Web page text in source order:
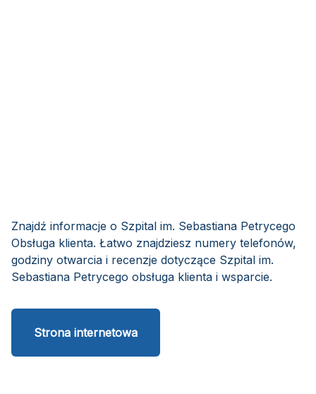
Znajdź informacje o Szpital im. Sebastiana Petrycego
Obsługa klienta. Łatwo znajdziesz numery telefonów,
godziny otwarcia i recenzje dotyczące Szpital im.
Sebastiana Petrycego obsługa klienta i wsparcie.
Strona internetowa